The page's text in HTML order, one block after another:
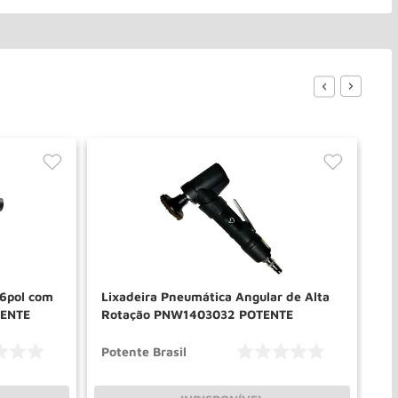
com
Lixadeira Pneumática Angular de Alta
Rotação PNW1403032 POTENTE
Potente Brasil